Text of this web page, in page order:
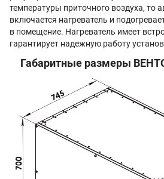
температуры приточного воздуха, то
включается нагреватель и
в помещение. Нагреватель имеет
гарантирует надежную работу
Габаритные размеры